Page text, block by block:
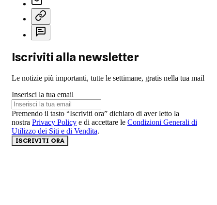
Iscriviti alla newsletter
Le notizie più importanti, tutte le settimane, gratis nella tua mail
Inserisci la tua email
Premendo il tasto “Iscriviti ora” dichiaro di aver letto la
nostra Privacy Policy e di accettare le Condizioni Generali di
Utilizzo dei Siti e di Vendita.
ISCRIVITI ORA